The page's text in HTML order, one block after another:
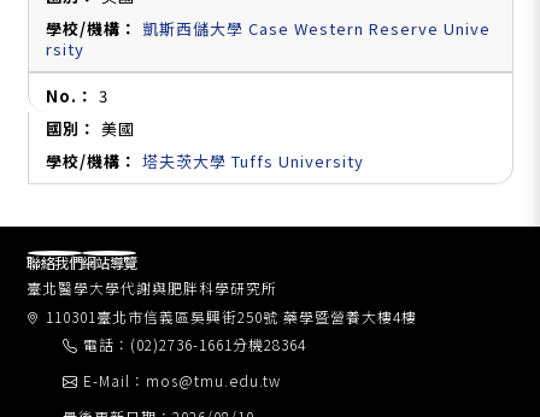
凱斯西儲大學 Case Western Reserve Unive
rsity
3
美國
塔夫茨大學 Tuffs University
臺北醫學大學代謝與肥胖科學研究所
110301臺北市信義區吳興街250號 藥學暨營養大樓4樓
電話：(02)2736-1661分機28364
E-Mail：mos@tmu.edu.tw
聯絡我們網站導覽